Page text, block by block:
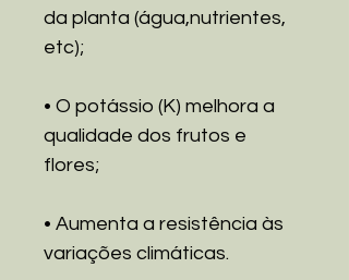
da planta (água,nutrientes,
etc);
• O potássio (K) melhora a
qualidade dos frutos e
flores;
• Aumenta a resistência às
variações climáticas.